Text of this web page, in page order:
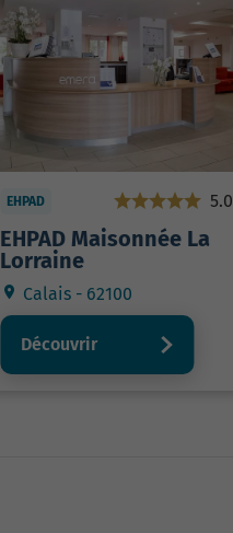
EHPAD 5.0
EHPAD Maisonnée La
Lorraine
Calais - 62100
Découvrir